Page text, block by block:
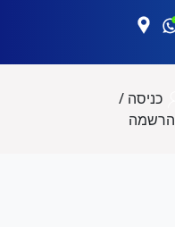
כניסה /
הרשמה